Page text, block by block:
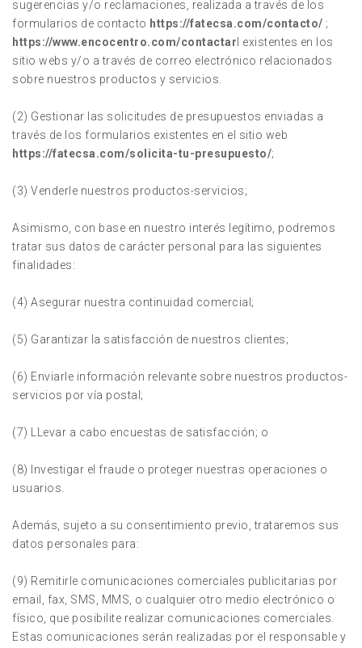
sugerencias y/o reclamaciones, realizada a través de los
formularios de contacto https://fatecsa.com/contacto/ ;
https://www.encocentro.com/contactar l existentes en los
sitio webs y/o a través de correo electrónico relacionados
sobre nuestros productos y servicios.
(2) Gestionar las solicitudes de presupuestos enviadas a
través de los formularios existentes en el sitio web
https://fatecsa.com/solicita-tu-presupuesto/;
(3) Venderle nuestros productos-servicios;
Asimismo, con base en nuestro interés legítimo, podremos
tratar sus datos de carácter personal para las siguientes
finalidades:
(4) Asegurar nuestra continuidad comercial;
(5) Garantizar la satisfacción de nuestros clientes;
(6) Enviarle información relevante sobre nuestros productos-
servicios por vía postal;
(7) LLevar a cabo encuestas de satisfacción; o
(8) Investigar el fraude o proteger nuestras operaciones o
usuarios.
Además, sujeto a su consentimiento previo, trataremos sus
datos personales para:
(9) Remitirle comunicaciones comerciales publicitarias por
email, fax, SMS, MMS, o cualquier otro medio electrónico o
físico, que posibilite realizar comunicaciones comerciales.
Estas comunicaciones serán realizadas por el responsable y